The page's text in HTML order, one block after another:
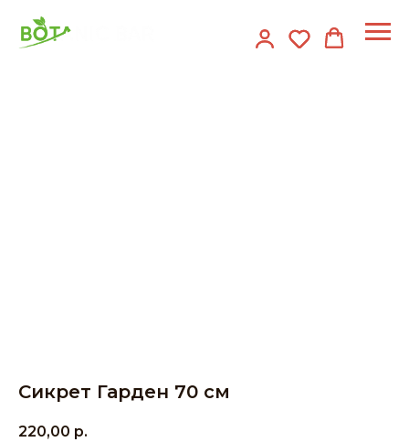
Сикрет Гарден 70 см
220,00 р.